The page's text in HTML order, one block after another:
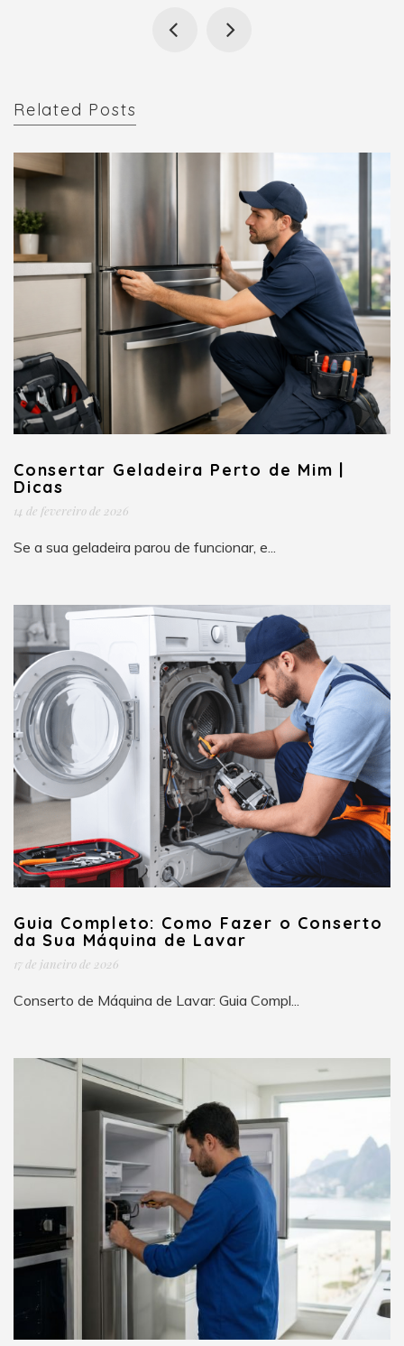
Related Posts
Consertar Geladeira Perto de Mim |
Dicas
14 de fevereiro de 2026
Se a sua geladeira parou de funcionar, e...
Guia Completo: Como Fazer o Conserto
da Sua Máquina de Lavar
17 de janeiro de 2026
Conserto de Máquina de Lavar: Guia Compl...